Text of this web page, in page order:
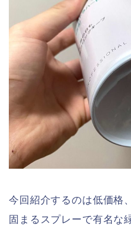
今回紹介するのは低価格
固まるスプレーで有名な